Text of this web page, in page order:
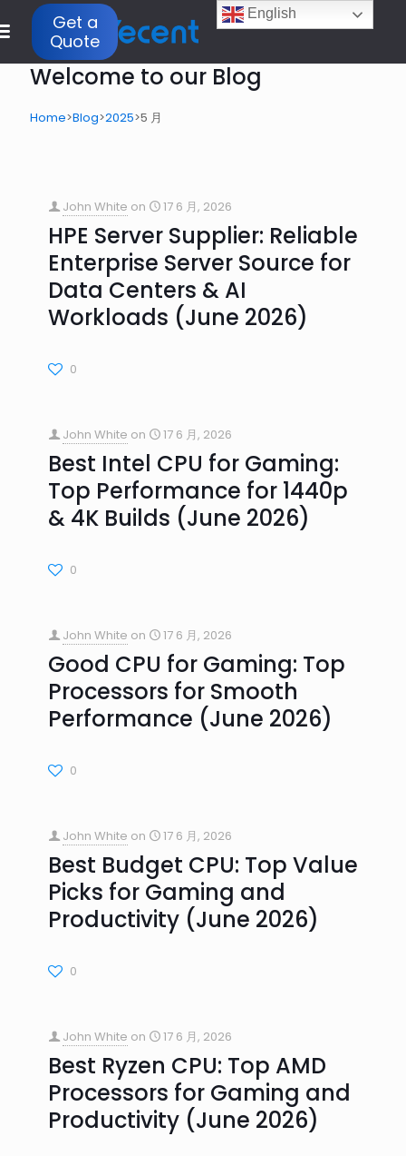
Get a
Quote
Welcome to our Blog
Home>Blog>2025>5 月
John White on 17 6 月, 2026
HPE Server Supplier: Reliable
Enterprise Server Source for
Data Centers & AI
Workloads (June 2026)
0
John White on 17 6 月, 2026
Best Intel CPU for Gaming:
Top Performance for 1440p
& 4K Builds (June 2026)
0
John White on 17 6 月, 2026
Good CPU for Gaming: Top
Processors for Smooth
Performance (June 2026)
0
John White on 17 6 月, 2026
Best Budget CPU: Top Value
Picks for Gaming and
Productivity (June 2026)
0
John White on 17 6 月, 2026
Best Ryzen CPU: Top AMD
Processors for Gaming and
Productivity (June 2026)
English